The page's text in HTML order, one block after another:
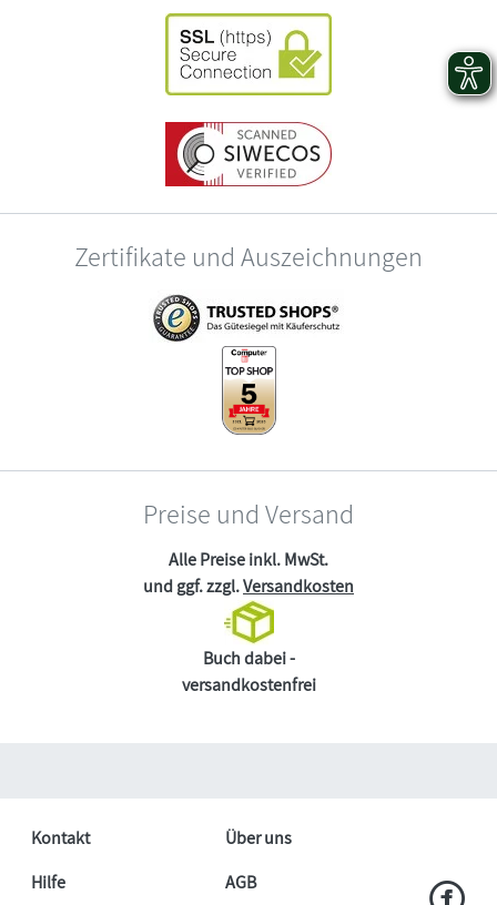
Zertifikate und Auszeichnungen
Preise und Versand
Alle Preise inkl. MwSt.
und ggf. zzgl.Versandkosten
Buch dabei -
versandkostenfrei
Kontakt
Über uns
Hilfe
AGB